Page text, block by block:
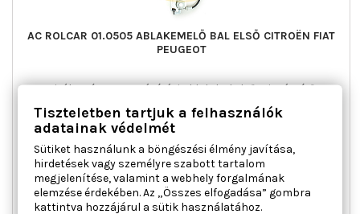
AC ROLCAR 01.0505 ABLAKEMELŐ BAL ELSŐ CITROËN FIAT
PEUGEOT
Ajtók száma : 2, Beépítési oldal : bal első, Kiegészítő
cikk/kiegészítő info : Villanymotor nélkül, Kombinált kapcsoló
funkció : komfort funkcióval, Működési mód : elektromos,
Tömeg [kg] : 0,604
Ár
18 264 FtNormál
ár
40 586 Ft
 Kosárba Bővebben
Raktáron
Tiszteletben tartjuk a felhasználók
adatainak védelmét
Sütiket használunk a böngészési élmény javítása,
hirdetések vagy személyre szabott tartalom
megjelenítése, valamint a webhely forgalmának
elemzése érdekében. Az „Összes elfogadása” gombra
kattintva hozzájárul a sütik használatához.